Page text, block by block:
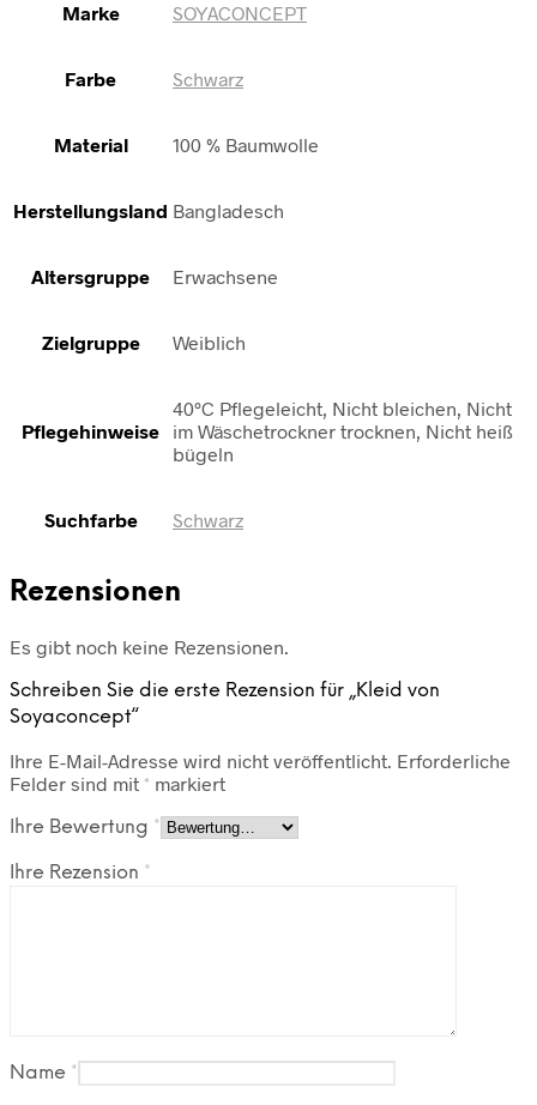
Marke SOYACONCEPT
Farbe Schwarz
Material 100 % Baumwolle
Herstellungsland Bangladesch
Altersgruppe Erwachsene
Zielgruppe Weiblich
Pflegehinweise
40°C Pflegeleicht, Nicht bleichen, Nicht
im Wäschetrockner trocknen, Nicht heiß
bügeln
Suchfarbe Schwarz
Rezensionen
Es gibt noch keine Rezensionen.
Schreiben Sie die erste Rezension für „Kleid von
Soyaconcept“
Ihre E-Mail-Adresse wird nicht veröffentlicht. Erforderliche
Felder sind mit * markiert
Ihre Bewertung *
Ihre Rezension *
Name *